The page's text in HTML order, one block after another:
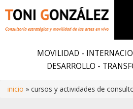
MOVILIDAD -
DESARROLLO -
inicio cursos y actividades de